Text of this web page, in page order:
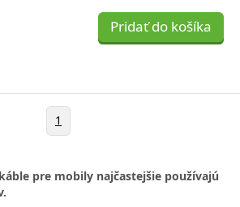
Pridať do košíka
1
pre mobily najčastejšie používajú